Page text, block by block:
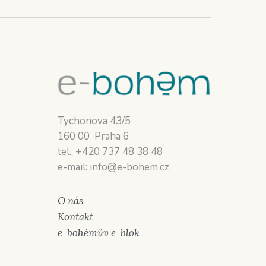
Tychonova 43/5
160 00 Praha 6
tel.: +420 737 48 38 48
e-mail: info@e-bohem.cz
O nás
Kontakt
e-bohémův e-blok